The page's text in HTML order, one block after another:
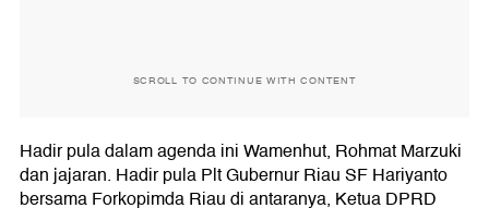
SCROLL TO CONTINUE WITH CONTENT
Hadir pula dalam agenda ini Wamenhut, Rohmat Marzuki
dan jajaran. Hadir pula Plt Gubernur Riau SF Hariyanto
bersama Forkopimda Riau di antaranya, Ketua DPRD